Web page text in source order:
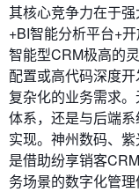
其核心竞争力在于
+BI智能分析平台+
智能型CRM极高的
配置或高代码深度开
复杂化的业务需求
体系，还是与后端
实现。神州数码、
是借助纷享销客
务场景的数字化管